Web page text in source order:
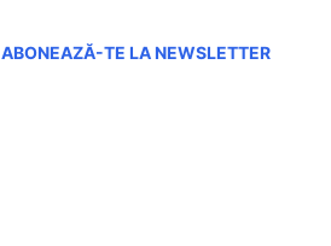
ABONEAZĂ-TE LA NEWSLETTER